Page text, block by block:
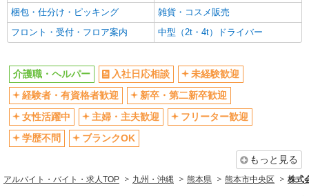
梱包・仕分け・ピッキング
雑貨・コスメ販売
フロント・受付・フロア案内
中型（2t・4t）ドライバー
介護職・ヘルパー 入社日応相談
未経験歓迎
経験者・有資格者歓迎
新卒・第二新卒歓迎
女性活躍中
主婦・主夫歓迎
フリーター歓迎
学歴不問
ブランクOK
もっと見る
アルバイト・バイト・求人TOP 九州・沖縄 熊本県 熊本市中央区 株式